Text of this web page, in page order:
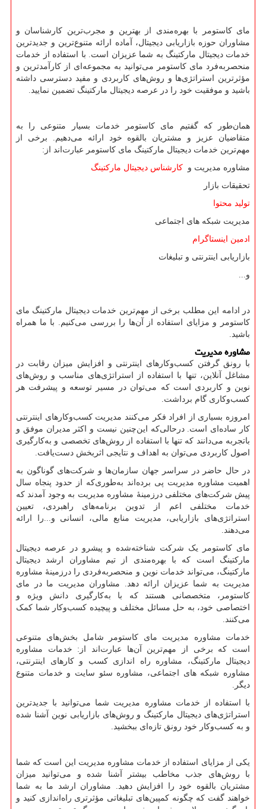
مای کاستومر با بهره‌مندی از بهترین و مجرب‌ترین کارشناسان و
مشاوران حوزه بازاریابی دیجیتال، آماده ارائه متنوع‌ترین و جدیدترین
خدمات دیجیتال مارکتینگ به شما عزیزان است. با استفاده از خدمات
منحصربه‌فرد مای کاستومر می‌توانید به مجموعه‌ای از کارآمدترین و
مؤثرترین استراتژی‌ها و روش‌های کاربردی و مفید دسترسی داشته
باشید و موفقیت خود را در عرصه دیجیتال مارکتینگ تضمین نمایید.
همان‌طور که گفتیم مای کاستومر خدمات بسیار متنوعی را به
متقاضیان عزیز و مشتریان بالقوه خود ارائه می‌دهیم. برخی از
مهم‌ترین خدمات دیجیتال مارکتینگ مای کاستومر عبارت‌اند از:
مشاوره مدیریت و کارشناس دیجیتال مارکتینگ
تحقیقات بازار
تولید محتوا
مدیریت شبکه های اجتماعی
ادمین اینستاگرام
بازاریابی اینترنتی و تبلیغات
و
در ادامه این مطلب برخی از مهم‌ترین خدمات دیجیتال مارکتینگ مای
کاستومر و مزایای استفاده از آن‌ها را بررسی می‌کنیم. با ما همراه
باشید.
مشاوره مدیریت
با رونق گرفتن کسب‌وکارهای اینترنتی و افزایش میزان رقابت در
مشاغل آنلاین، تنها با استفاده از استراتژی‌های مناسب و روش‌های
نوین و کاربردی است که می‌توان در مسیر توسعه و پیشرفت هر
کسب‌وکاری گام برداشت.
امروزه بسیاری از افراد فکر می‌کنند مدیریت کسب‌وکارهای اینترنتی
کار ساده‌ای است. درحالی‌که این‌چنین نیست و اکثر مدیران موفق و
باتجربه می‌دانند که تنها با استفاده از روش‌های تخصصی و به‌کارگیری
اصول کاربردی می‌توان به اهداف و نتایجی اثربخش دست‌یافت.
در حال حاضر در سراسر جهان سازمان‌ها و شرکت‌های گوناگون به
اهمیت مشاوره مدیریت پی برده‌اند به‌طوری‌که از حدود پنجاه سال
پیش شرکت‌های مختلفی درزمینهٔ مشاوره مدیریت به وجود آمدند که
خدمات مختلفی اعم از تدوین برنامه‌های راهبردی، تعیین
استراتژی‌های بازاریابی، مدیریت منابع مالی، انسانی و...را ارائه
می‌دهند.
مای کاستومر یک شرکت شناخته‌شده و پیشرو در عرصه دیجیتال
مارکتینگ است که با بهره‌مندی از تیم مشاوران ارشد دیجیتال
مارکتینگ، می‌تواند خدمات نوین و منحصربه‌فردی را درزمینهٔ مشاوره
مدیریت به شما عزیزان ارائه دهد. مشاوران مدیریت ما در مای
کاستومر، متخصصانی هستند که با به‌کارگیری دانش ویژه و
اختصاصی خود، به حل مسائل مختلف و پیچیده کسب‌وکار شما کمک
می‌کنند.
خدمات مشاوره مدیریت مای کاستومر شامل بخش‌های متنوعی
است که برخی از مهم‌ترین آن‌ها عبارت‌اند از: خدمات مشاوره
دیجیتال مارکتینگ، مشاوره راه اندازی کسب و کارهای اینترنتی،
مشاوره شبکه های اجتماعی، مشاوره سئو سایت و خدمات متنوع
دیگر.
با استفاده از خدمات مشاوره مدیریت شما می‌توانید با جدیدترین
استراتژی‌های دیجیتال مارکتینگ و روش‌های بازاریابی نوین آشنا شده
و به کسب‌وکار خود رونق تازه‌ای ببخشید.
یکی از مزایای استفاده از خدمات مشاوره مدیریت این است که شما
با روش‌های جذب مخاطب بیشتر آشنا شده و می‌توانید میزان
مشتریان بالقوه خود را افزایش دهید. مشاوران ارشد ما به شما
خواهند گفت که چگونه کمپین‌های تبلیغاتی مؤثرتری راه‌اندازی کنید و